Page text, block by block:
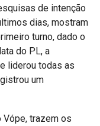
de intenção
dias, mostram
turno, dado o
do PL, a
liderou todas as
um
Vópe, trazem os